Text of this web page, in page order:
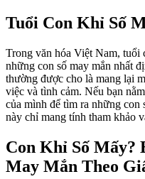
Tuổi Con Khỉ Số
Trong văn hóa Việt Nam,
những con số may mắn nhất
thường được cho là mang lại
việc và tình cảm. Nếu bạn
của mình để tìm ra những con
này chỉ mang tính tham khảo
Con Khỉ Số Mấy?
May Mắn Theo